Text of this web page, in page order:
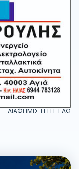
ΔΙΑΦΗΜΙΣΤΕΙΤΕ ΕΔΩ